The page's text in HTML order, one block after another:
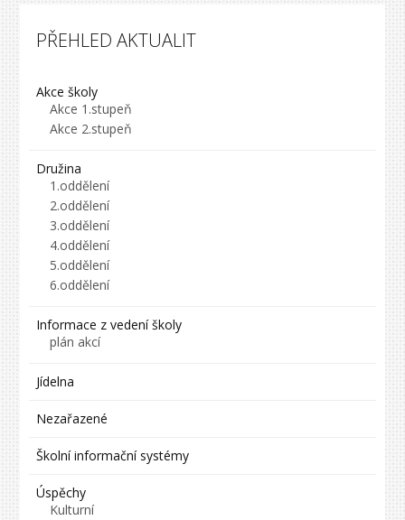
PŘEHLED AKTUALIT
Akce školy
Akce 1.stupeň
Akce 2.stupeň
Družina
1.oddělení
2.oddělení
3.oddělení
4.oddělení
5.oddělení
6.oddělení
Informace z vedení školy
plán akcí
Jídelna
Nezařazené
Školní informační systémy
Úspěchy
Kulturní